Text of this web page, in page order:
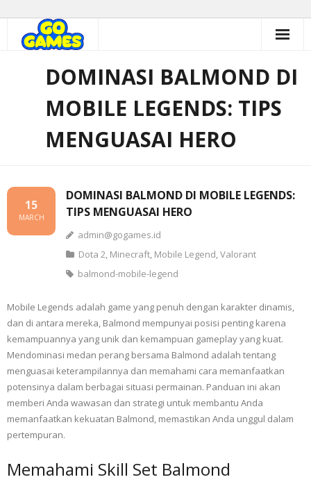
DOMINASI BALMOND DI
MOBILE LEGENDS: TIPS
MENGUASAI HERO
DOMINASI BALMOND DI MOBILE LEGENDS:
TIPS MENGUASAI HERO
15
MARCH
admin@gogames.id
Dota 2, Minecraft, Mobile Legend,Valorant
balmond-mobile-legend
Mobile Legends adalah game yang penuh dengan karakter dinamis,
dan di antara mereka, Balmond mempunyai posisi penting karena
kemampuannya yang unik dan kemampuan gameplay yang kuat.
Mendominasi medan perang bersama Balmond adalah tentang
menguasai keterampilannya dan memahami cara memanfaatkan
potensinya dalam berbagai situasi permainan. Panduan ini akan
memberi Anda wawasan dan strategi untuk membantu Anda
memanfaatkan kekuatan Balmond, memastikan Anda unggul dalam
pertempuran.
Memahami Skill Set Balmond